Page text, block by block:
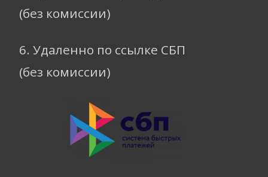
(без комиссии)
6. Удаленно по ссылке СБП
(без комиссии)